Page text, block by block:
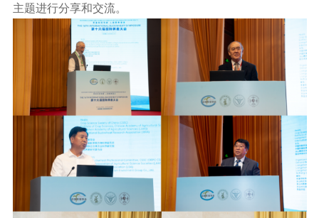
主题进行分享和交流。